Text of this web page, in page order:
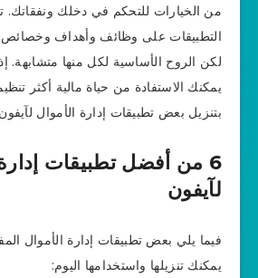
من الخيارات للتحكم في دخلك
التطبيقات على وظائف وأهداف وخصائص
لكن الروح الأساسية لكل منها متشابهة.
يمكنك الاستفادة من حياة مالية أكثر
بتنزيل بعض تطبيقات إدارة الأموال
6 من أفضل تطبيقات
لآيفون
فيما يلي بعض تطبيقات إدارة الأموال
يمكنك تنزيلها واستخدامها اليوم: